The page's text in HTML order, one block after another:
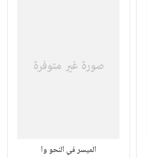
الميسر في النحو وا